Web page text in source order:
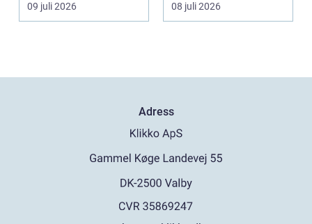
09 juli 2026 08 juli 2026
Adress